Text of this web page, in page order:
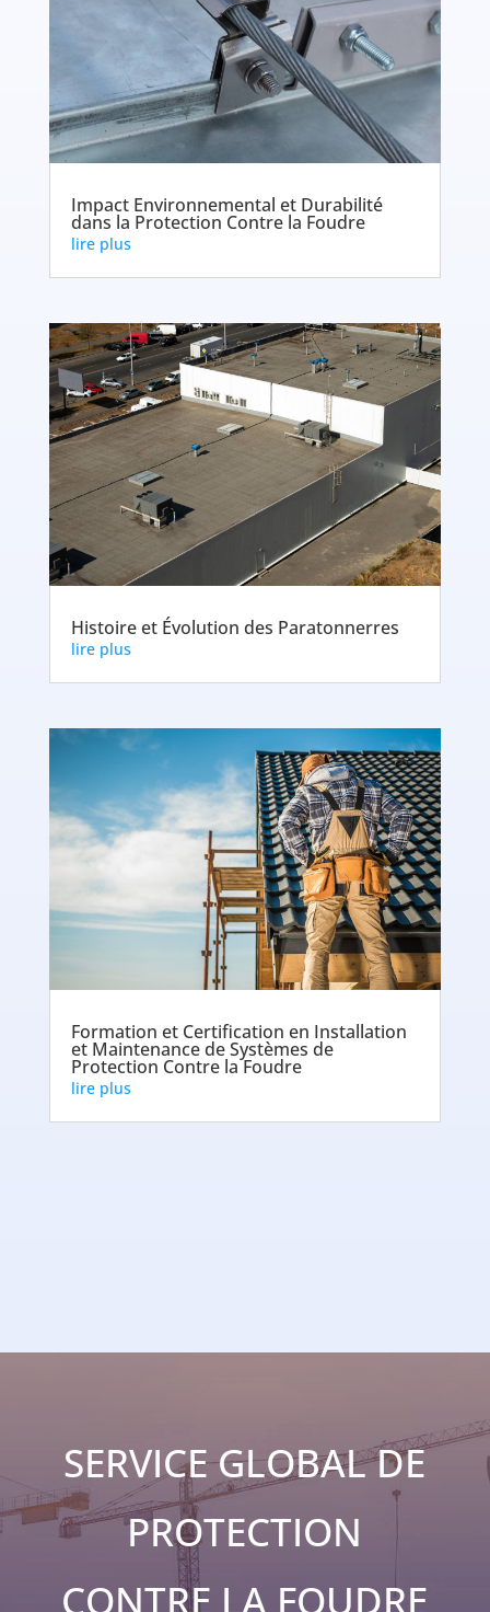
Impact Environnemental et Durabilité
dans la Protection Contre la Foudre
lire plus
Histoire et Évolution des Paratonnerres
lire plus
Formation et Certification en Installation
et Maintenance de Systèmes de
Protection Contre la Foudre
lire plus
SERVICE GLOBAL DE
PROTECTION
CONTRE LA FOUDRE